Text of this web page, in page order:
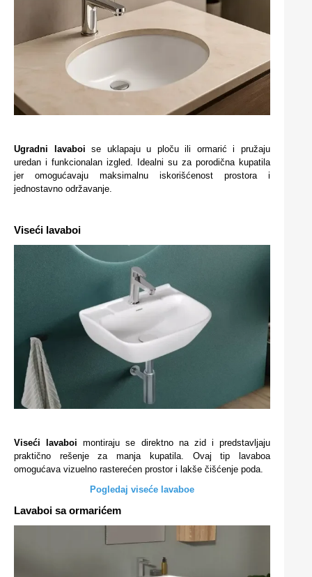
Ugradni lavaboi se uklapaju u ploču ili ormarić i pružaju
uredan i funkcionalan izgled. Idealni su za porodična kupatila
jer omogućavaju maksimalnu iskorišćenost prostora i
jednostavno održavanje.
Viseći lavaboi
Viseći lavaboi montiraju se direktno na zid i predstavljaju
praktično rešenje za manja kupatila. Ovaj tip lavaboa
omogućava vizuelno rasterećen prostor i lakše čišćenje poda.
Pogledaj viseće lavaboe
Lavaboi sa ormarićem